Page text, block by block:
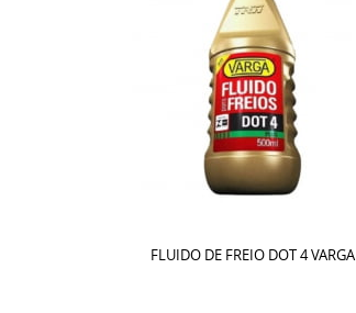
FLUIDO DE FREIO DOT 4 VARGA